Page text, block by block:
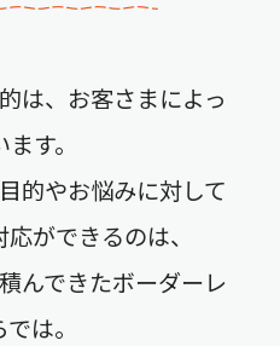
は、お客さまによっ
す。
的やお悩みに対して
ができるのは、
んできたボーダーレ
は。